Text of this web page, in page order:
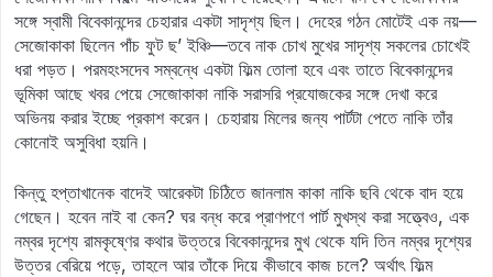
সঙ্গে স্বামী বিবেকানন্দের চেহারার একটা সাদৃশ্য ছিল। দেহের গঠন মোটেই এক নয়—
সেজোকাকা ছিলেন পাঁচ ফুট ছ’ ইঞ্চি—তবে নাক চোখ মুখের সাদৃশ্য সকলের চোখেই
ধরা পড়ত। পরমহংসদেব সম্বন্ধে একটা ফিল্ম তোলা হবে এবং তাতে বিবেকানন্দের
ভূমিকা আছে খবর পেয়ে সেজোকাকা নাকি সরাসরি প্রযোজকের সঙ্গে দেখা করে
অভিনয় করার ইচ্ছে প্রকাশ করেন। চেহারায় মিলের জন্য পার্টটা পেতে নাকি তাঁর
কোনোই অসুবিধা হয়নি।
কিন্তু হপ্তাখানেক বাদেই আরেকটা চিঠিতে জানলাম কাকা নাকি ছবি থেকে বাদ হয়ে
গেছেন। হবেন নাই বা কেন? ঘর বন্ধ করে প্রাণপণে পার্ট মুখস্থ করা সত্ত্বেও, এক
নম্বর দৃশ্যে রামকৃষ্ণের কথার উত্তরে বিবেকানন্দের মুখ থেকে যদি তিন নম্বর দৃশ্যের
উত্তর বেরিয়ে পড়ে, তাহলে আর তাঁকে দিয়ে কীভাবে কাজ চলে? অর্থাৎ ফিল্ম